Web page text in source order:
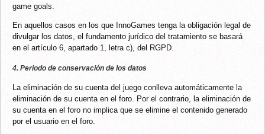
game goals.
En aquellos casos en los que InnoGames tenga la obligación legal de
divulgar los datos, el fundamento jurídico del tratamiento se basará
en el artículo 6, apartado 1, letra c), del RGPD.
4. Periodo de conservación de los datos
La eliminación de su cuenta del juego conlleva automáticamente la
eliminación de su cuenta en el foro. Por el contrario, la eliminación de
su cuenta en el foro no implica que se elimine el contenido generado
por el usuario en el foro.